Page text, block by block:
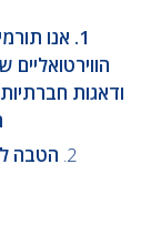
ודאגות
2. הטבה